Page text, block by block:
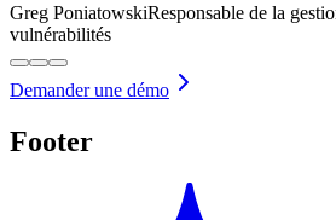
Greg PoniatowskiResponsable de la
vulnérabilités
Demander une démo
Footer